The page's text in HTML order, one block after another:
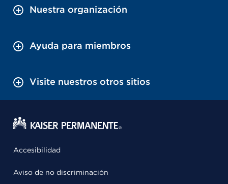
Nuestra organización
Ayuda para miembros
Visite nuestros otros sitios
Accesibilidad
Aviso de no discriminación